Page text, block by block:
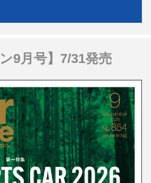
9月号】7/31発売